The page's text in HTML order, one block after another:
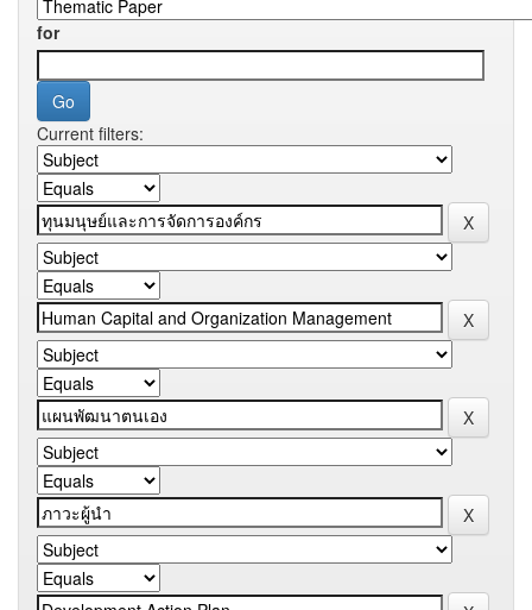
for
Current filters: